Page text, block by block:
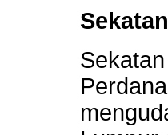
Sekatan